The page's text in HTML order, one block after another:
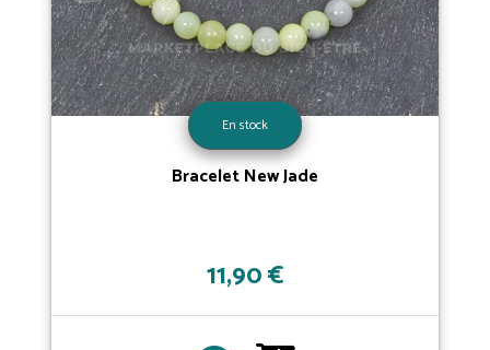
En stock
Bracelet New Jade
11,90 €